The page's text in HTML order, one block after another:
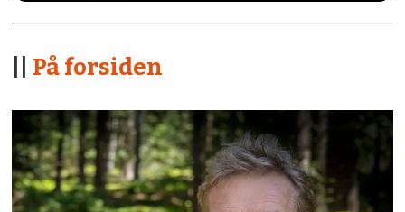
På forsiden